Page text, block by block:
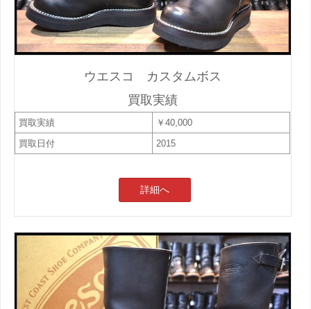
ウエスコ カスタムボス
買取実績
買取実績
￥40,000
買取日付
2015
詳細へ